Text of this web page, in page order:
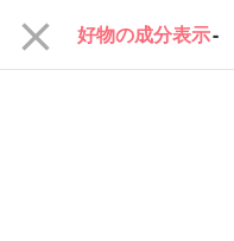
close 好物の成分表示-